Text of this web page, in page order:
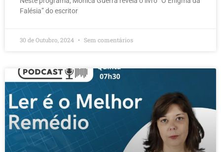
Falésia” do escritor
30 de Outubro, 2024 Sem comentários